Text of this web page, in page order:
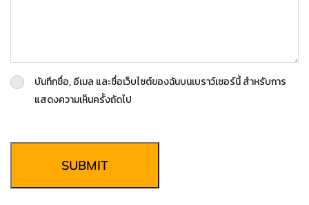
บันทึกชื่อ, อีเมล และชื่อเว็บไซต์ของฉันบนเบราว์เซอร์นี้ สำหรับการ
แสดงความเห็นครั้งถัดไป
SUBMIT